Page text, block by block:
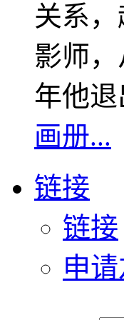
关系
影师
年他
画册...
链接
链接
申